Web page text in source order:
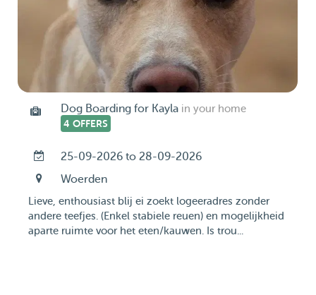
Dog Boarding for Kayla in your home
4 OFFERS
25-09-2026 to 28-09-2026
Woerden
Lieve, enthousiast blij ei zoekt logeeradres zonder
andere teefjes. (Enkel stabiele reuen) en mogelijkheid
aparte ruimte voor het eten/kauwen. Is trou...